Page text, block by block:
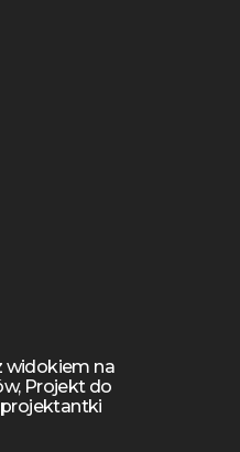
widokiem na
Projekt do